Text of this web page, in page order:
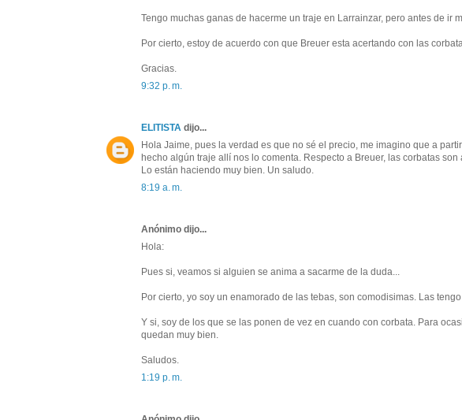
Tengo muchas ganas de hacerme un traje en Larrainzar, pero antes de ir
Por cierto, estoy de acuerdo con que Breuer esta acertando con las
Gracias.
9:32 p. m.
ELITISTA dijo...
Hola Jaime, pues la verdad es que no sé el precio, me imagino que a
hecho algún traje allí nos lo comenta. Respecto a Breuer, las corbatas
Lo están haciendo muy bien. Un saludo.
8:19 a. m.
Anónimo dijo...
Hola:
Pues si, veamos si alguien se anima a sacarme de la duda...
Por cierto, yo soy un enamorado de las tebas, son comodisimas. Las
Y si, soy de los que se las ponen de vez en cuando con corbata. Para
quedan muy bien.
Saludos.
1:19 p. m.